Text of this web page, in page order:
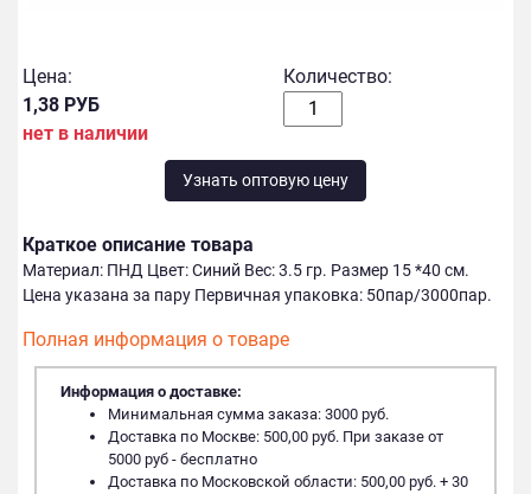
Цена:
1,38 РУБ
нет в наличии
Количество:
Узнать оптовую цену
Краткое описание товара
Материал: ПНД Цвет: Синий Вес: 3.5 гр. Размер 15 *40 см.
Цена указана за пару Первичная упаковка: 50пар/3000пар.
Полная информация о товаре
Информация о доставке:
Минимальная сумма заказа: 3000 руб.
Доставка по Москве: 500,00 руб. При заказе от
5000 руб - бесплатно
Доставка по Московской области: 500,00 руб. + 30